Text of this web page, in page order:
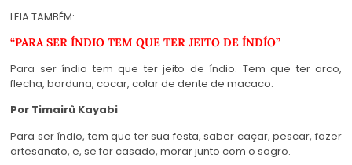
LEIA TAMBÉM:
“PARA SER ÍNDIO TEM QUE TER JEITO DE ÍNDÍO”
Para ser índio tem que ter jeito de índio. Tem que ter arco,
flecha, borduna, cocar, colar de dente de macaco.
Por Timairû Kayabi
Para ser índio, tem que ter sua festa, saber caçar, pescar, fazer
artesanato, e, se for casado, morar junto com o sogro.